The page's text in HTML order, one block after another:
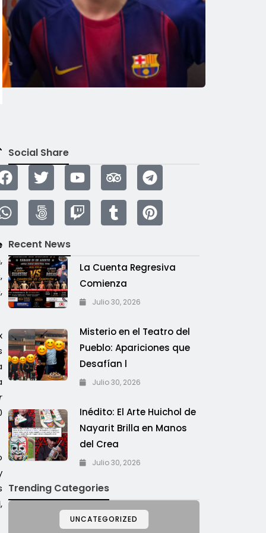
Social Share
Recent News
La Cuenta Regresiva
Comienza
Julio 30, 2026
Misterio en el Teatro del
Pueblo: Apariciones que
Desafían l
Julio 30, 2026
Inédito: El Arte Huichol de
Nayarit Brilla en Manos
del Crea
Julio 30, 2026
Trending Categories
UNCATEGORIZED